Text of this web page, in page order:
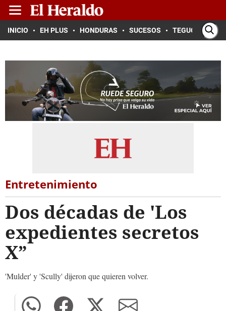
INICIO EH PLUS HONDURAS SUCESOS TEGUCIGALPA
Entretenimiento
Dos décadas de 'Los
expedientes secretos
X”
'Mulder' y 'Scully' dijeron que quieren volver.